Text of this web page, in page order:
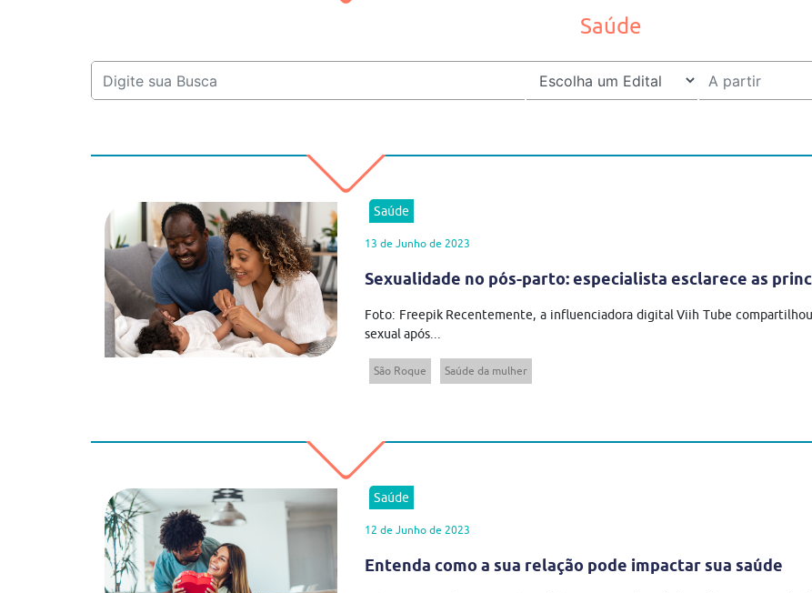
Saúde
Saúde
13 de Junho de 2023
Sexualidade no pós-parto: especialista esclarece as
Foto: Freepik Recentemente, a influenciadora digital Viih Tube
sexual após...
São Roque Saúde da mulher
Saúde
12 de Junho de 2023
Entenda como a sua relação pode impactar sua saúde